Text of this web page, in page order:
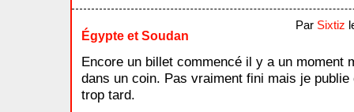
Égypte et Soudan
Par Sixtiz
Encore un billet commencé il y a un moment
dans un coin. Pas vraiment fini mais je
trop tard.